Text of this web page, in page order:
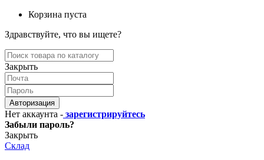
Корзина пуста
Здравствуйте, что вы ищете?
Закрыть
Авторизация
Нет аккаунта - зарегистрируйтесь
Забыли пароль?
Закрыть
Склад